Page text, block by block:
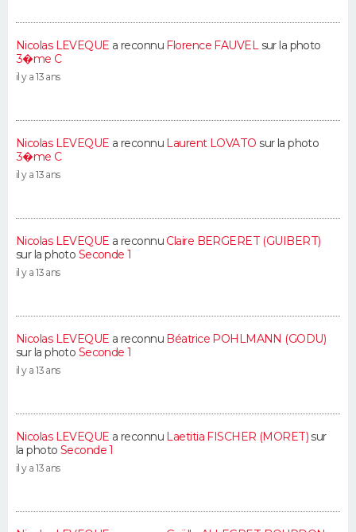
Nicolas LEVEQUE a reconnu Florence FAUVELsur la photo
3�me C
il y a 13 ans
Nicolas LEVEQUE a reconnu Laurent LOVATO sur la photo
3�me C
il y a 13 ans
Nicolas LEVEQUE a reconnu Claire BERGERET (GUIBERT)
sur la photo Seconde 1
il y a 13 ans
Nicolas LEVEQUE a reconnu Béatrice POHLMANN (GODU)
sur la photo Seconde 1
il y a 13 ans
Nicolas LEVEQUE a reconnu Laetitia FISCHER (MORET)sur
la photo Seconde 1
il y a 13 ans